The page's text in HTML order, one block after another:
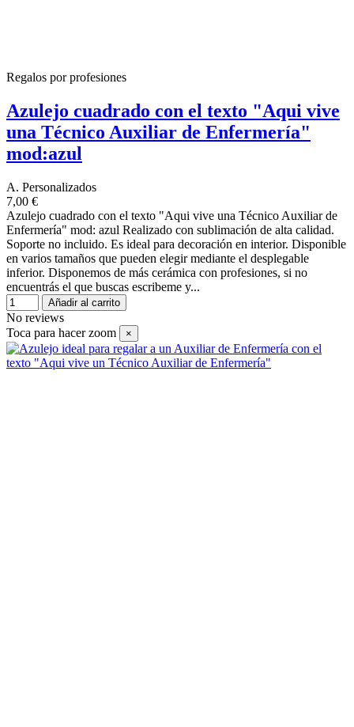
Regalos por profesiones
Azulejo cuadrado con el texto "Aqui vive
una Técnico Auxiliar de Enfermería"
mod:azul
A. Personalizados
7,00 €
Azulejo cuadrado con el texto "Aqui vive una Técnico Auxiliar de
Enfermería" mod: azul Realizado con sublimación de alta calidad.
Soporte no incluido. Es ideal para decoración en interior. Disponible
en varios tamaños que pueden elegir mediante el desplegable
inferior. Disponemos de más cerámica con profesiones, si no
encuentrás el que buscas escribeme y...
Añadir al carrito
No reviews
Toca para hacer zoom
×